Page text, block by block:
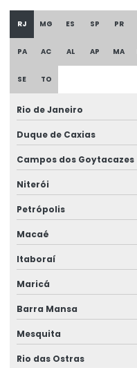
Etiqueta Térmica Para
Etiqueta Termica Para
Etiqueta Térmica Para
Etiqueta Termo Transfer
Etiquetas Adesivas
Etiquetas Adesivas Com
Etiquetas Adesivas Couchê
Etiquetas Adesivas Couchê
Etiquetas Adesivas De Alta
Etiquetas Adesivas De
Etiquetas Adesivas De
Etiquetas Adesivas Em
RJ MG ES SP PR
PA AC AL AP MA
SE TO
Rio de Janeiro
Duque de Caxias
Campos dos Goytacazes
Niterói
Petrópolis
Macaé
Itaboraí
Maricá
Barra Mansa
Mesquita
Rio das Ostras